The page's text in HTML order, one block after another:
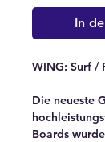
In
WING: Surf /
Die neueste
Boards